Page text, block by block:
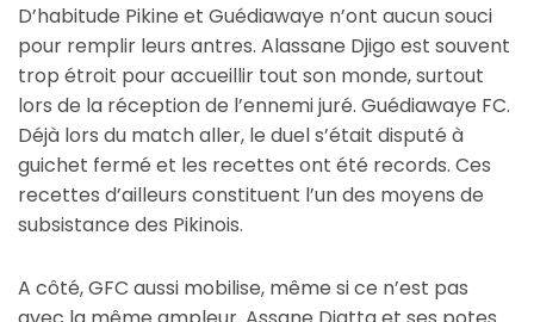
D’habitude Pikine et Guédiawaye n’ont aucun souci
pour remplir leurs antres. Alassane Djigo est souvent
trop étroit pour accueillir tout son monde, surtout
lors de la réception de l’ennemi juré. Guédiawaye FC.
Déjà lors du match aller, le duel s’était disputé à
guichet fermé et les recettes ont été records. Ces
recettes d’ailleurs constituent l’un des moyens de
subsistance des Pikinois.
A côté, GFC aussi mobilise, même si ce n’est pas